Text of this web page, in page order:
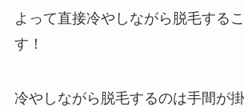
よって直接冷やしながら脱毛する
す！
冷やしながら脱毛するのは手間が